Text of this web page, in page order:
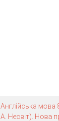
Англійська мова
А. Несвіт). Нова